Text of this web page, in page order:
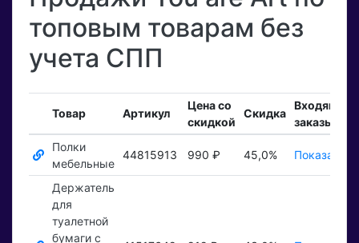
топовым товарам без
учета СПП
Товар Артикул
Цена со
скидкой
Скидка
Входящие
заказы
Полки
мебельные
44815913 990 ₽ 45,0% Показать ₽
Держатель
для
туалетной
бумаги с